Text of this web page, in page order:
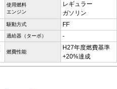
使用燃料
エンジン
レギュラー
ガソリン
駆動方式 FF
過給器（ターボ） -
燃費性能
H27年度燃費基準
+20%達成